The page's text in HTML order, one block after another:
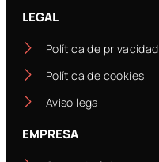
LEGAL
Política de privacidad
Política de cookies
Aviso legal
EMPRESA